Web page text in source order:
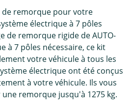
remorque pour votre
électrique à 7 pôles
de remorque rigide de AUTO-
à 7 pôles nécessaire, ce kit
votre véhicule à tous les
électrique ont été conçus
à votre véhicule. Ils vous
remorque jusqu'à 1275 kg.